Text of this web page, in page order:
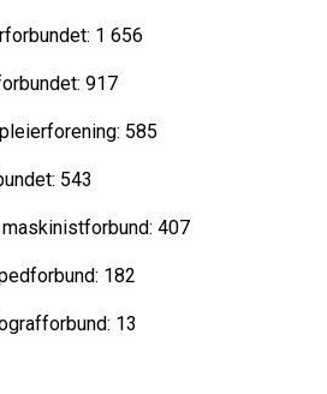
1 656
917
585
543
407
182
13